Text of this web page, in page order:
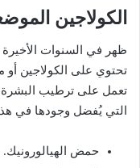
الكولاجين
ظهر في السنوات الأخيرة
تحتوي على الكولاجين
تعمل على ترطيب البشرة
التي يُفضل وجودها في
حمض الهيالورونيك.